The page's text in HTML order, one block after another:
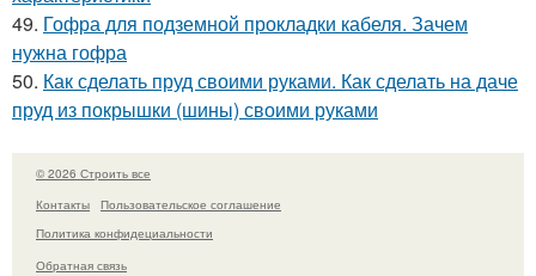
49. Гофра для подземной прокладки кабеля. Зачем
нужна гофра
50. Как сделать пруд своими руками. Как сделать на даче
пруд из покрышки (шины) своими руками
© 2026 Строить все
Контакты
Пользовательское соглашение
Политика конфидециальности
Обратная связь